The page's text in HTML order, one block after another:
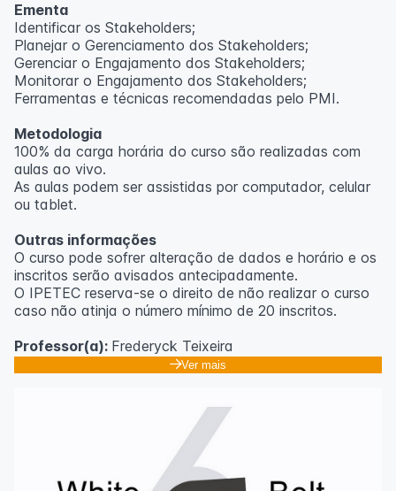
Professor(a):Frederyck Teixeira
Ementa
Identificar os Stakeholders;
Planejar o Gerenciamento dos Stakeholders;
Gerenciar o Engajamento dos Stakeholders;
Monitorar o Engajamento dos Stakeholders;
Ferramentas e técnicas recomendadas pelo PMI.
Metodologia
100% da carga horária do curso são realizadas com
aulas ao vivo.
As aulas podem ser assistidas por computador, celular
ou tablet.
Outras informações
O curso pode sofrer alteração de dados e horário e os
inscritos serão avisados ​​antecipadamente.
O IPETEC reserva-se o direito de não realizar o curso
caso não atinja o número mínimo de 20 inscritos.
Professor(a): Frederyck Teixeira
Ver mais